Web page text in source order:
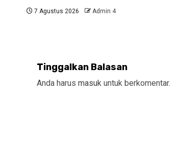
7 Agustus 2026 Admin 4
Tinggalkan Balasan
Anda harus masuk untuk berkomentar.